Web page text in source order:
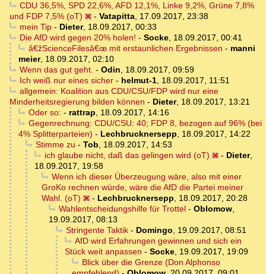
CDU 36,5%, SPD 22,6%, AFD 12,1%, Linke 9,2%, Grüne 7,8%
und FDP 7,5% (oT)
- Vatapitta, 17.09.2017, 23:38
mein Tip- Dieter, 18.09.2017, 00:33
Die AfD wird gegen 20% holen! - Socke, 18.09.2017, 00:41
â€žScienceFilesâ€œ mit erstaunlichen Ergebnissen - manni
meier, 18.09.2017, 02:10
Wenn das gut geht. - Odin, 18.09.2017, 09:59
Ich weiß nur eines sicher- helmut-1, 18.09.2017, 11:51
allgemein: Koalition aus CDU/CSU/FDP wird nur eine
Minderheitsregierung bilden können - Dieter, 18.09.2017, 13:21
Oder so: - rattrap, 18.09.2017, 14:16
Gegenrechnung: CDU/CSU: 40; FDP 8, bezogen auf 96% (bei
4% Splitterparteien) - Lechbrucknersepp, 18.09.2017, 14:22
Stimme zu - Tob, 18.09.2017, 14:53
ich glaube nicht, daß das gelingen wird (oT)
- Dieter,
18.09.2017, 19:58
Wenn ich dieser Überzeugung wäre, also mit einer
GroKo rechnen würde, wäre die AfD die Partei meiner
Wahl. (oT)
- Lechbrucknersepp, 18.09.2017, 20:28
Wahlentscheidungshilfe für Trottel- Oblomow,
19.09.2017, 08:13
Stringente Taktik- Domingo, 19.09.2017, 08:51
AfD wird Erfahrungen gewinnen und sich ein
Stück weit anpassen - Socke, 19.09.2017, 19:09
Blick über die Grenze (Don Alphonso